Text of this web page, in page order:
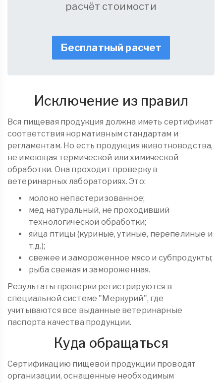
расчёт стоимости
Бесплатный расчет
Исключение из правил
Вся пищевая продукция должна иметь сертификат
соответствия нормативным стандартам и
регламентам. Но есть продукция животноводства,
не имеющая термической или химической
обработки. Она проходит проверку в
ветеринарных лабораториях. Это:
молоко непастеризованное;
мед натуральный, не проходивший
технологической обработки;
яйца птицы (куриные, утиные, перепелиные и
т.д.);
свежее и замороженное мясо и субпродукты;
рыба свежая и замороженная.
Результаты проверки регистрируются в
специальной системе "Меркурий", где
учитываются все выданные ветеринарные
паспорта качества продукции.
Куда обращаться
Сертификацию пищевой продукции проводят
организации, оснащенные необходимым